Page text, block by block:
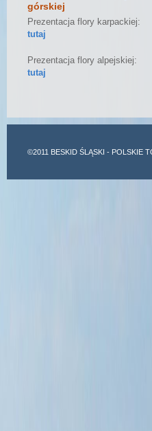
górskiej
Prezentacja flory karpackiej:
tutaj
Prezentacja flory alpejskiej:
tutaj
©2011 BESKID ŚLĄSKI - POLSKIE